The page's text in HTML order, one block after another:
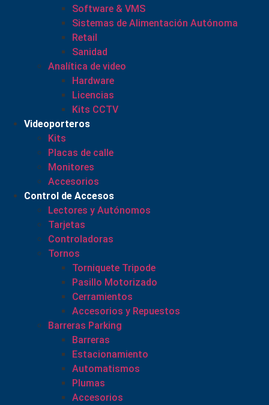
Software & VMS
Sistemas de Alimentación Autónoma
Retail
Sanidad
Analítica de video
Hardware
Licencias
Kits CCTV
Videoporteros
Kits
Placas de calle
Monitores
Accesorios
Control de Accesos
Lectores y Autónomos
Tarjetas
Controladoras
Tornos
Torniquete Tripode
Pasillo Motorizado
Cerramientos
Accesorios y Repuestos
Barreras Parking
Barreras
Estacionamiento
Automatismos
Plumas
Accesorios